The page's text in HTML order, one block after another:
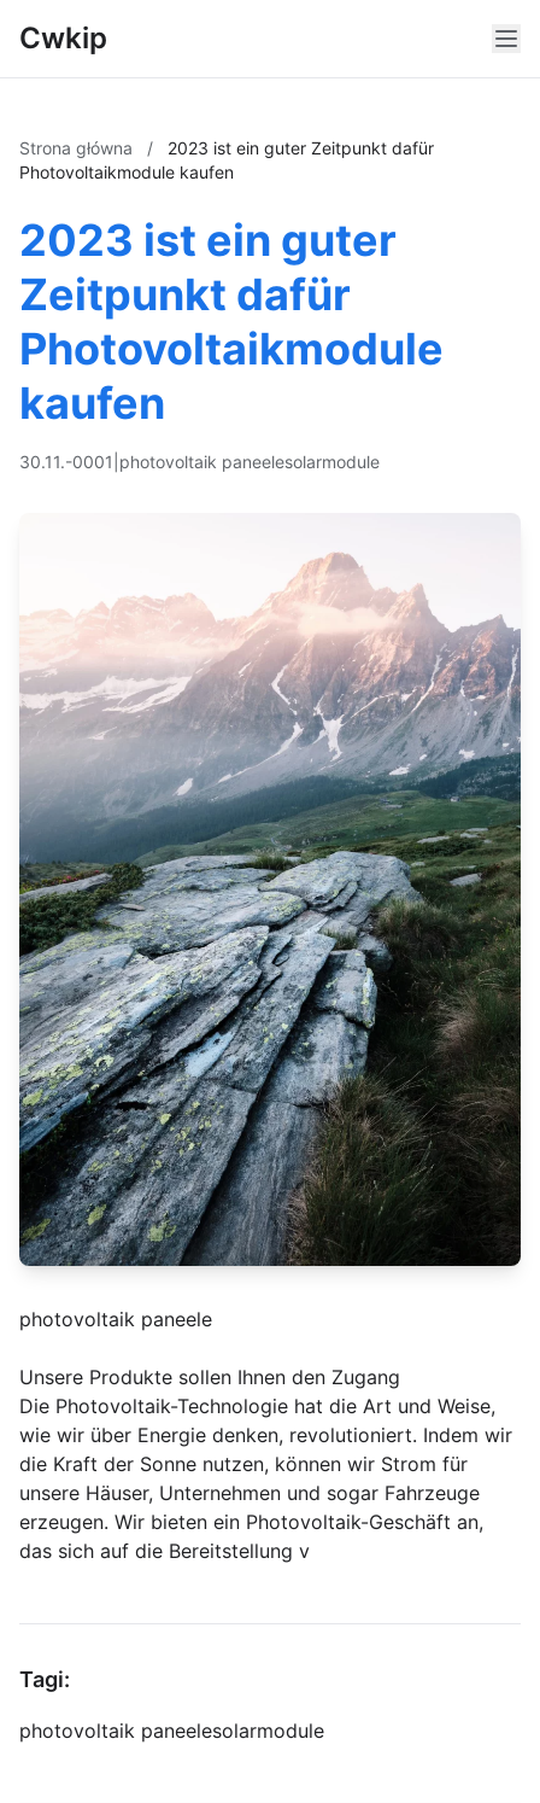
Cwkip
Strona główna /
2023 ist ein guter Zeitpunkt dafür
Photovoltaikmodule kaufen
2023 ist ein guter
Zeitpunkt dafür
Photovoltaikmodule
kaufen
30.11.-0001 photovoltaik paneelesolarmodule
photovoltaik paneele
Unsere Produkte sollen Ihnen den Zugang
Die Photovoltaik-Technologie hat die Art und Weise,
wie wir über Energie denken, revolutioniert. Indem wir
die Kraft der Sonne nutzen, können wir Strom für
unsere Häuser, Unternehmen und sogar Fahrzeuge
erzeugen. Wir bieten ein Photovoltaik-Geschäft an,
das sich auf die Bereitstellung v
Tagi:
photovoltaik paneelesolarmodule